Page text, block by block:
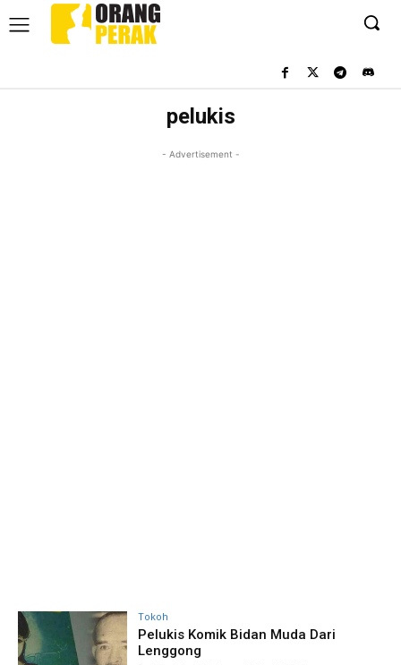
pelukis
- Advertisement -
Tokoh
Pelukis Komik Bidan Muda Dari
Lenggong